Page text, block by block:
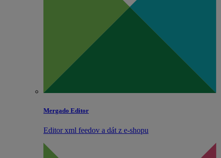
Mergado Editor
Editor xml feedov a dát z e‑shopu